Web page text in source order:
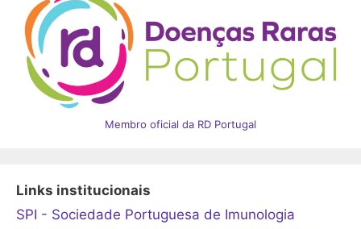
Membro oficial da RD Portugal
Links institucionais
SPI - Sociedade Portuguesa de Imunologia